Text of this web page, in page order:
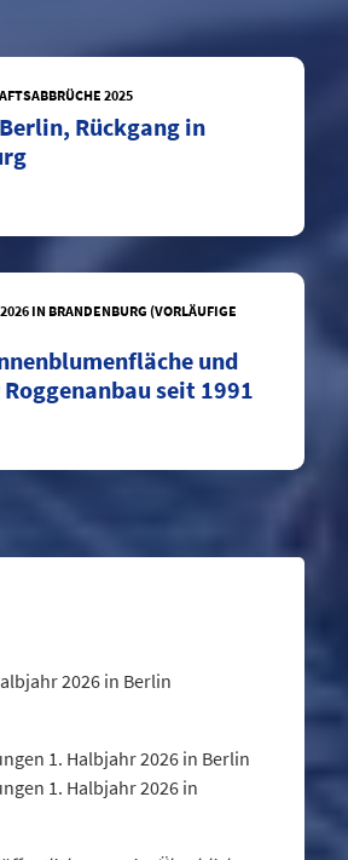
2025
Rückgang in
IN BRANDENBURG (VORLÄUFIGE
und
seit 1991
2026 in Berlin
1. Halbjahr 2026 in Berlin
1. Halbjahr 2026 in